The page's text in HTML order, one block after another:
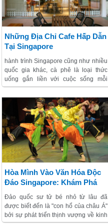
Những Địa Chỉ Cafe Hấp Dẫn
Tại Singapore
hành trình Singapore cũng như nhiều
quốc gia khác, cà phê là loại thức
uống gắn liền với cuộc sống mỗi
ngày. Bên cạnh việc khám phá ẩm
thực, văn hóa đa dạng thì tìm được
quán cà phê đẹp ngắm nhìn sinh
hoạt của dân bản xứ qua khung kính
là trải nghiệm khá thú vị.
Hòa Mình Vào Văn Hóa Độc
Đáo Singapore: Khám Phá
Sự Phong Phú Và Đa Dạng
Của Quốc Gia Này
Đảo quốc sư tử bé nhỏ từ lâu đã
được biết đến là "con hổ của châu Á"
bởi sự phát triển thịnh vượng về kinh